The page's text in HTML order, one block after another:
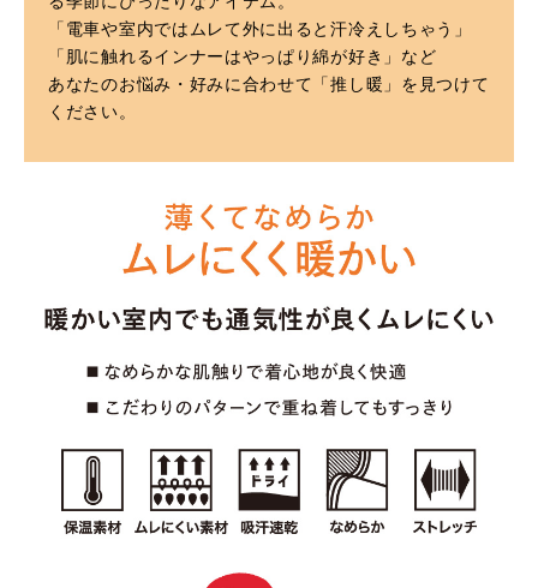
「電車や室内ではムレて外に出ると汗冷えしちゃう」
「肌に触れるインナーはやっぱり綿が好き」など
あなたのお悩み・好みに合わせて「推し暖」を見つけて
ください。